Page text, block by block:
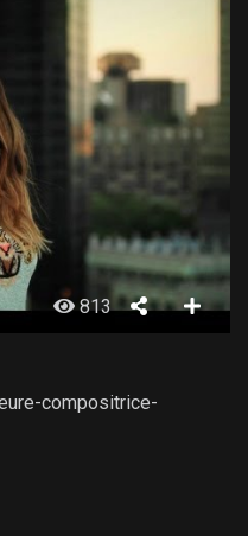
813
compositrice-